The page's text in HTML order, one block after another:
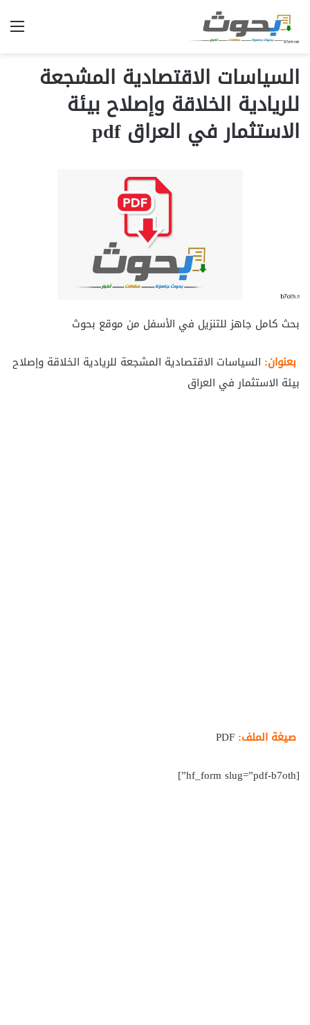
السياسات الاقتصادية المشجعة
للريادية الخلاقة وإصلاح بيئة
الاستثمار في العراق pdf
بحث كامل جاهز للتنزيل في الأسفل من موقع بحوث
بعنوان: السياسات الاقتصادية المشجعة للريادية الخلاقة وإصلاح
بيئة الاستثمار في العراق
صيغة الملف:
[hf_form slug=”pdf-b7oth”]